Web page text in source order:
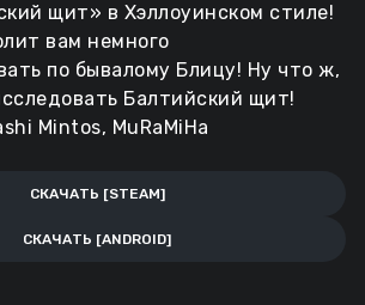
щит» в Хэллоуинском стиле!
вам немного
по бывалому Блицу! Ну что ж,
Балтийский щит!
Mintos, MuRaMiHa
СКАЧАТЬ [STEAM]
СКАЧАТЬ [ANDROID]